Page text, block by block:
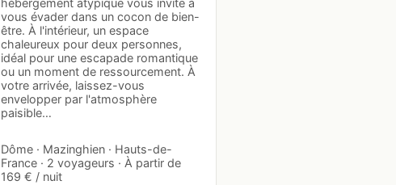
hébergement atypique vous invite à
vous évader dans un cocon de bien-
être. À l'intérieur, un espace
chaleureux pour deux personnes,
idéal pour une escapade romantique
ou un moment de ressourcement. À
votre arrivée, laissez-vous
envelopper par l'atmosphère
paisible…
Dôme · Mazinghien · Hauts-de-
France · 2 voyageurs · À partir de
169 € / nuit